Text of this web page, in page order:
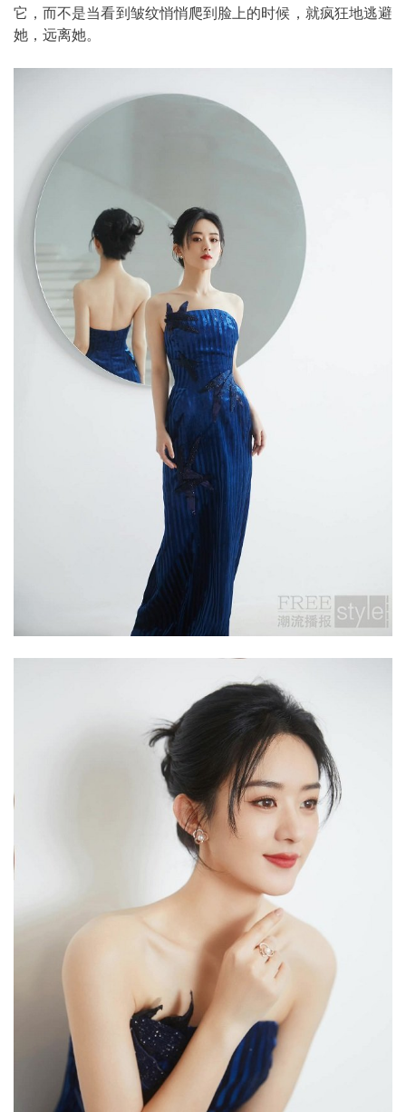
它，而不是当看到皱纹悄悄爬到脸上的时候，就疯狂地逃避
她，远离她。